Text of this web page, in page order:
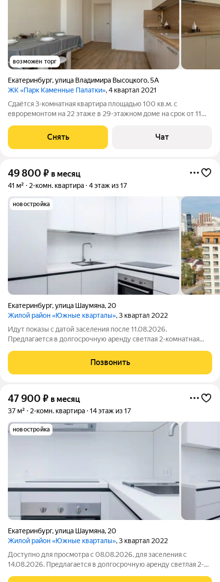
возможен торг
Екатеринбург,улица Владимира Высоцкого,5А
ЖК «Парк Каменные Палатки», 4 квартал 2021
Сдаётся 3-комнатная квартира площадью 100 кв.м. с
евроремонтом на 22 этаже в 29-этажном доме на срок от 11
Стиральная машина Холодильник Посудомоечная машина
Бойлер Микроволновка Пылесос Дом -
Снять Чат
49 800 ₽ в месяц
41 м² 2-комн. квартира 4 этаж из 17
новостройка
Екатеринбург,улица Шаумяна, 20
Жилой район «Южные кварталы», 3 квартал 2022
Идут показы с датой заселения после 11.08.2026.
Предлагается в долгосрочную аренду светлая 2-комнатная
на город в арендном Доме «Южные Кварталы» от ДОМ.РФ.
Разрешено проживание с животными!
Позвонить
47 900 ₽ в месяц
37 м² 2-комн. квартира 14 этаж из 17
новостройка
Екатеринбург,улица Шаумяна, 20
Жилой район «Южные кварталы», 3 квартал 2022
Доступно для просмотра с 08.08.2026, для заселения с
14.08.2026. Предлагается в долгосрочную аренду светлая 2-